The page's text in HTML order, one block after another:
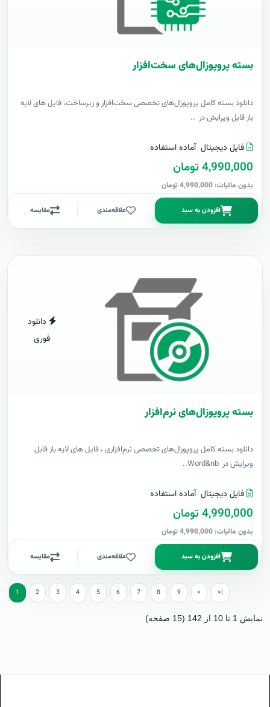
بسته پروپوزال‌های سخت‌افزار
دانلود بسته کامل پروپوزال‌های تخصصی سخت‌افزار و زیرساخت، فایل های لایه
باز قابل ویرایش در ..
فایل دیجیتال آماده استفاده
4,990,000 تومان
بدون مالیات: 4,990,000 تومان
افزودن به سبد علاقه‌مندی مقایسه
دانلود
فوری
بسته پروپوزال‌های نرم‌افزار
دانلود بسته کامل پروپوزال‌های تخصصی نرم‌افزاری ، فایل های لایه باز قابل
ویرایش در Word&nb..
فایل دیجیتال آماده استفاده
4,990,000 تومان
بدون مالیات: 4,990,000 تومان
افزودن به سبد علاقه‌مندی مقایسه
1 2 3 4 5 6 7 8 9 > >|
نمایش 1 تا 10 از 142 (15 صفحه)